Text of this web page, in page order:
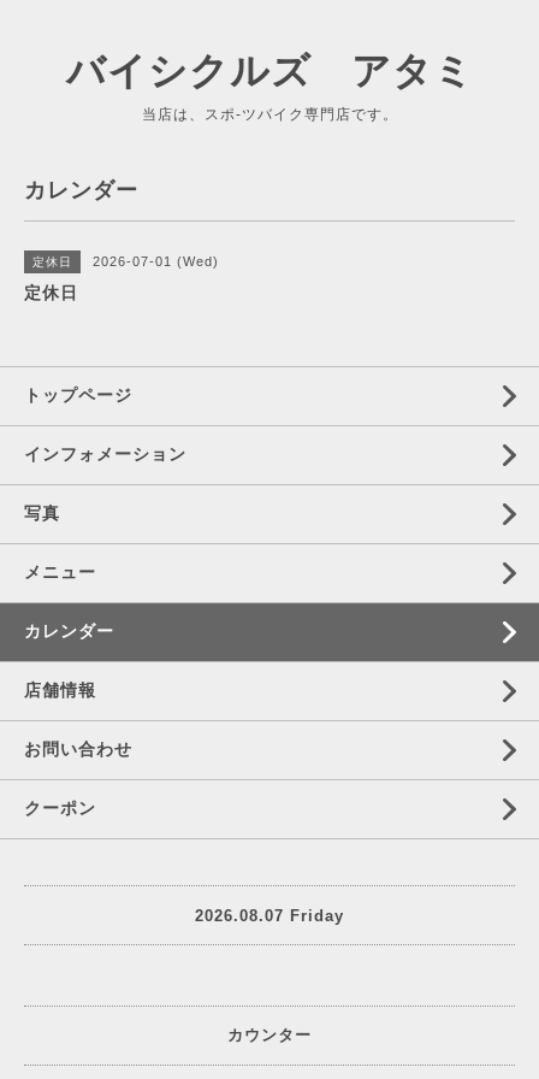
バイシクルズ アタミ
当店は、スポ-ツバイク専門店です。
カレンダー
定休日 2026-07-01 (Wed)
定休日
トップページ
インフォメーション
写真
メニュー
カレンダー
店舗情報
お問い合わせ
クーポン
2026.08.07 Friday
カウンター